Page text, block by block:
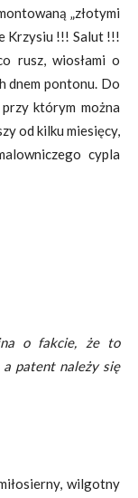
„złotymi
Krzysiu !!! Salut !!!
rusz, wiosłami o
dnem pontonu. Do
którym można
od kilku miesięcy,
cypla
o fakcie, że to
a patent należy się
wilgotny